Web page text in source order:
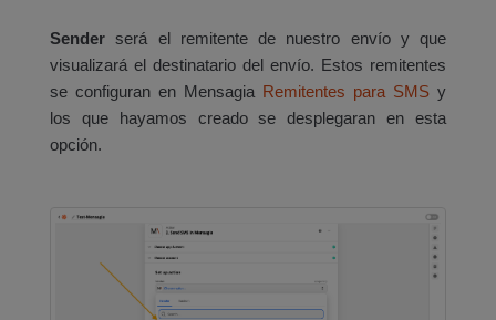
Sender será el remitente de nuestro envío y que
visualizará el destinatario del envío. Estos remitentes
se configuran en Mensagia Remitentes para SMS y
los que hayamos creado se desplegaran en esta
opción.